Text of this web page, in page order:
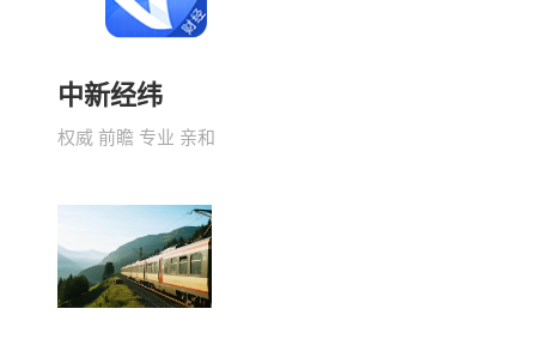
中新经纬
权威 前瞻 专业 亲和